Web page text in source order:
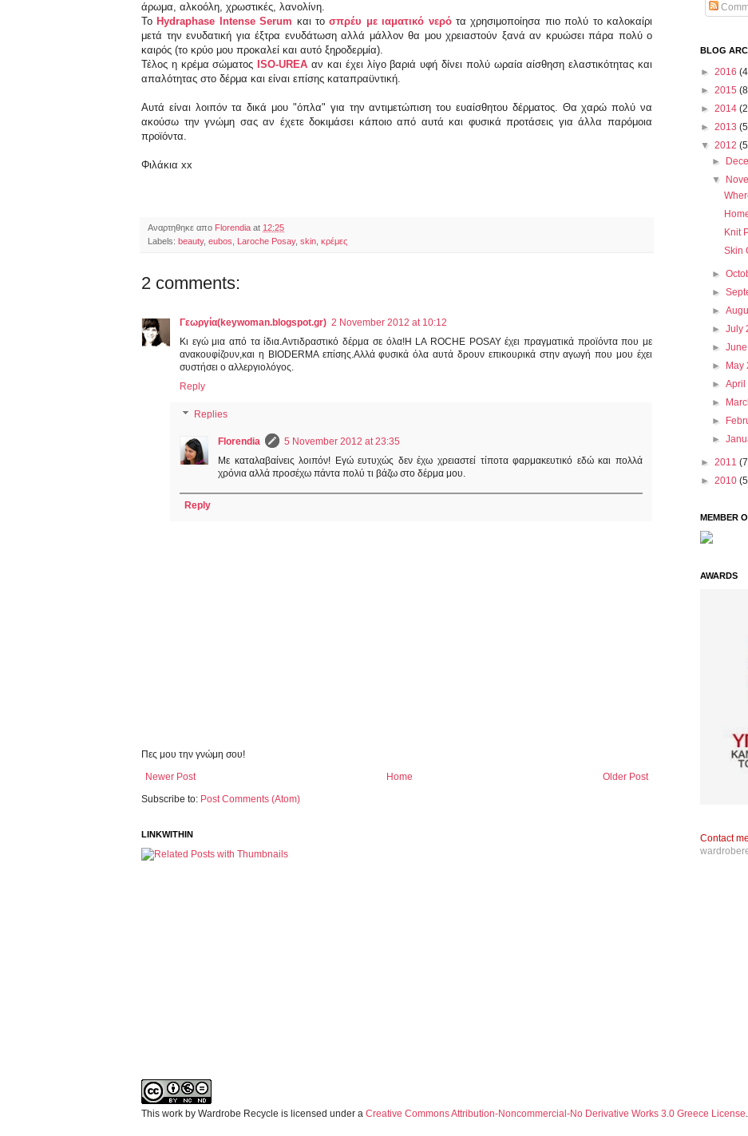
άρωμα, αλκοόλη, χρωστικές, λανολίνη.
Το Hydraphase Intense Serum και τοσπρέυ με ιαματικό νερότα χρησιμοποίησα πιο πολύ το καλοκαίρι
μετά την ενυδατική για έξτρα ενυδάτωση αλλά μάλλον θα μου χρειαστούν ξανά αν κρυώσει πάρα πολύ ο
καιρός (το κρύο μου προκαλεί και αυτό ξηροδερμία).
Τέλος η κρέμα σώματος ISO-UREA αν και έχει λίγο βαριά υφή δίνει πολύ ωραία αίσθηση ελαστικότητας και
απαλότητας στο δέρμα και είναι επίσης καταπραϋντική.
Αυτά είναι λοιπόν τα δικά μου "όπλα" για την αντιμετώπιση του ευαίσθητου δέρματος. Θα χαρώ πολύ να
ακούσω την γνώμη σας αν έχετε δοκιμάσει κάποιο από αυτά και φυσικά προτάσεις για άλλα παρόμοια
προϊόντα.
Φιλάκια xx
Αναρτηθηκε απο Florendia at 12:25
Labels: beauty, eubos Laroche Posay, skin κρέμες
2 comments:
Γεωργία(keywoman.blogspot.gr) 2 November 2012 at 10:12
Kι εγώ μια από τα ίδια.Αντιδραστικό δέρμα σε όλα!Η LA ROCHE POSAY έχει πραγματικά προϊόντα που με
ανακουφίζουν,και η ΒIODERMA επίσης.Αλλά φυσικά όλα αυτά δρουν επικουρικά στην αγωγή που μου έχει
συστήσει ο αλλεργιολόγος.
Reply
Replies
Florendia
5 November 2012 at 23:35
Με καταλαβαίνεις λοιπόν! Εγώ ευτυχώς δεν έχω χρειαστεί τίποτα φαρμακευτικό εδώ και πολλά
χρόνια αλλά προσέχω πάντα πολύ τι βάζω στο δέρμα μου.
Reply
Πες μου την γνώμη σου!
Newer Post
Older Post
Home
Subscribe to: Post Comments (Atom)
LINKWITHIN
BLOG
► 2016
► 2015
► 2014
► 2013
▼ 2012
►
▼
Knit
Skin
►
►
►
►July
►
►
►
►
►
►
► 2011
► 2010
MEMBER
AWARDS
Contact
This work by Wardrobe Recycle is licensed under a Creative Commons Attribution-Noncommercial-No Derivative Works 3.0 Greece License.